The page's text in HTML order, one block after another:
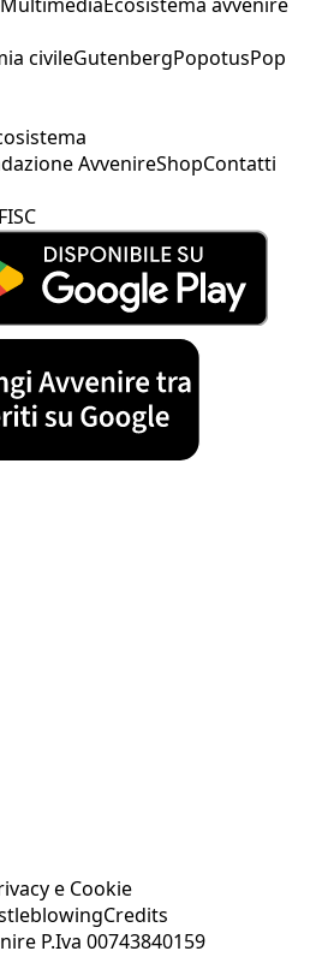
civileGutenbergPopotusPop
AvvenireShopContatti
FISC
e Cookie
Credits
P.Iva 00743840159